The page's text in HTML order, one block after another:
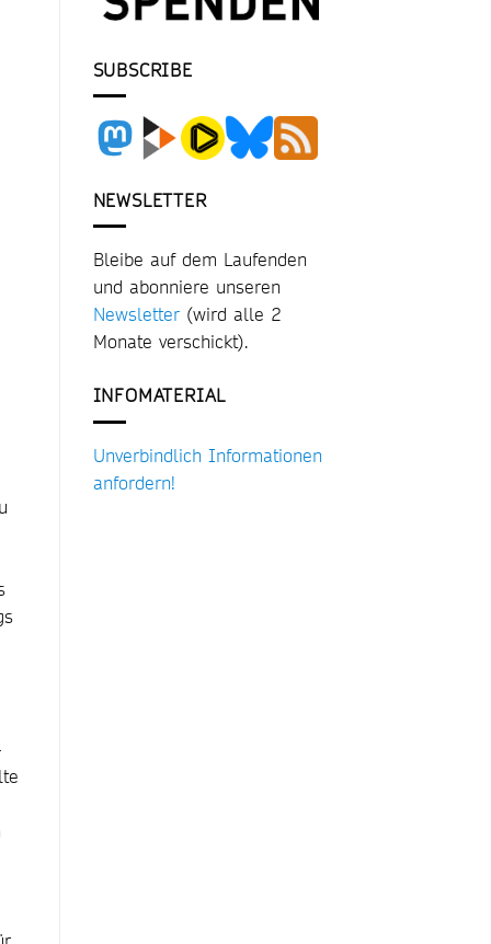
SUBSCRIBE
NEWSLETTER
Bleibe auf dem Laufenden
und abonniere unseren
Newsletter(wird alle 2
Monate verschickt).
INFOMATERIAL
Unverbindlich Informationen
anfordern!